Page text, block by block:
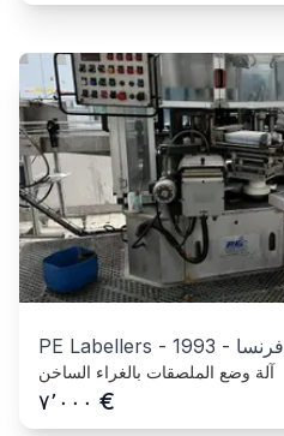
PE Labellers - 1993 - فرنسا
آلة وضع الملصقات بالغراء الساخن
٧٬٠٠٠ €